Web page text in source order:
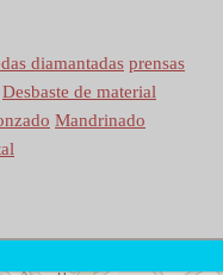
diamantadas prensas
Desbaste de material
Mandrinado